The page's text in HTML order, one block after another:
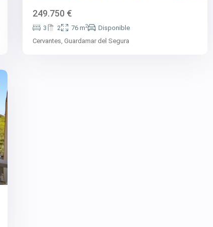
249.750 €
3 2 76 m2
Disponible
Cervantes, Guardamar del Segura